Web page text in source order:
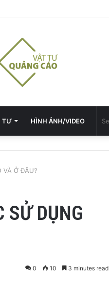
TƯ HÌNH ẢNH/VIDEO
VÀ Ở ĐÂU?
SỬ DỤNG
0 10 3 minutes read